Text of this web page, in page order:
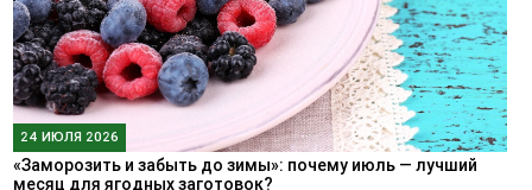
24 ИЮЛЯ 2026
«Заморозить и забыть до зимы»: почему июль — лучший
месяц для ягодных заготовок?